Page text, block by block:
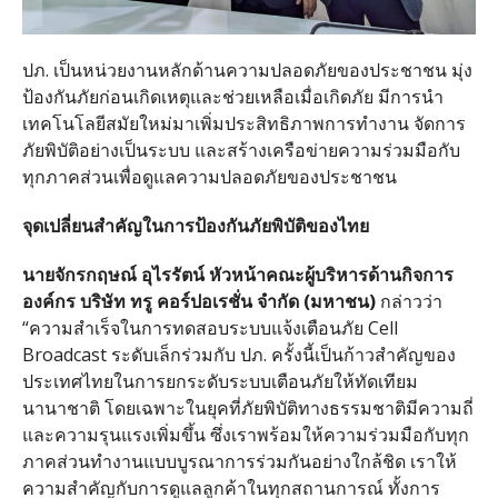
ปภ. เป็นหน่วยงานหลักด้านความปลอดภัยของประชาชน มุ่ง
ป้องกันภัยก่อนเกิดเหตุและช่วยเหลือเมื่อเกิดภัย มีการนำ
เทคโนโลยีสมัยใหม่มาเพิ่มประสิทธิภาพการทำงาน จัดการ
ภัยพิบัติอย่างเป็นระบบ และสร้างเครือข่ายความร่วมมือกับ
ทุกภาคส่วนเพื่อดูแลความปลอดภัยของประชาชน
จุดเปลี่ยนสำคัญในการป้องกันภัยพิบัติของไทย
นายจักรกฤษณ์ อุไรรัตน์ หัวหน้าคณะผู้บริหารด้านกิจการ
องค์กร บริษัท ทรู คอร์ปอเรชั่น จำกัด(มหาชน) กล่าวว่า
“ความสำเร็จในการทดสอบระบบแจ้งเตือนภัย Cell
Broadcast ระดับเล็กร่วมกับ ปภ. ครั้งนี้เป็นก้าวสำคัญของ
ประเทศไทยในการยกระดับระบบเตือนภัยให้ทัดเทียม
นานาชาติ โดยเฉพาะในยุคที่ภัยพิบัติทางธรรมชาติมีความถี่
และความรุนแรงเพิ่มขึ้น ซึ่งเราพร้อมให้ความร่วมมือกับทุก
ภาคส่วนทำงานแบบบูรณาการร่วมกันอย่างใกล้ชิด เราให้
ความสำคัญกับการดูแลลูกค้าในทุกสถานการณ์ ทั้งการ